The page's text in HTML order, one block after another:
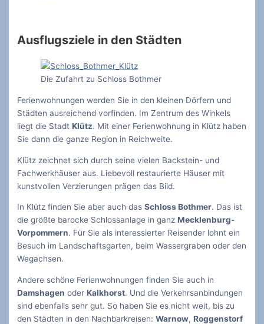
Ausflugsziele in den Städten
Die Zufahrt zu Schloss Bothmer
Ferienwohnungen werden Sie in den kleinen Dörfern und
Städten ausreichend vorfinden. Im Zentrum des Winkels
liegt die StadtKlütz. Mit einer Ferienwohnung in Klütz haben
Sie dann die ganze Region in Reichweite.
Klütz zeichnet sich durch seine vielen Backstein- und
Fachwerkhäuser aus. Liebevoll restaurierte Häuser mit
kunstvollen Verzierungen prägen das Bild.
In Klütz finden Sie aber auch dasSchloss Bothmer. Das ist
die größte barocke Schlossanlage in ganzMecklenburg-
Vorpommern. Für Sie als interessierter Reisender lohnt ein
Besuch im Landschaftsgarten, beim Wassergraben oder den
Wegachsen.
Andere schöne Ferienwohnungen finden Sie auch in
Damshagen oderKalkhorst. Und die Verkehrsanbindungen
sind ebenfalls sehr gut. So haben Sie es nicht weit, bis zu
den Städten in den Nachbarkreisen:Warnow,Roggenstorf